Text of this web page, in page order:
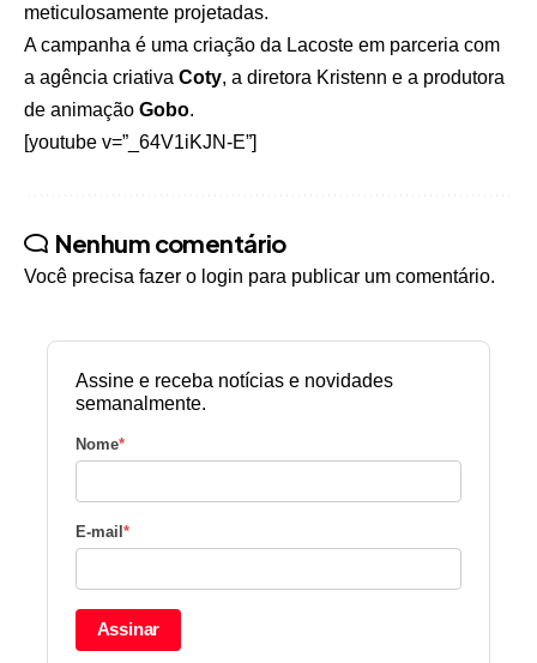
meticulosamente projetadas.
A campanha é uma criação da Lacoste em parceria com
a agência criativa Coty, a diretora Kristenn e a produtora
de animação Gobo.
[youtube v=”_64V1iKJN-E”]
Nenhum comentário
Você precisa fazer o login para publicar um comentário.
Assine e receba notícias e novidades
semanalmente.
Nome*
E-mail *
Assinar